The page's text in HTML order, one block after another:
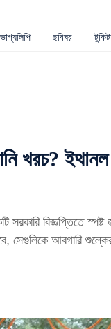
ভাগ্যলিপি ছবিঘর
ইথানল
বিজ্ঞপ্তিতে
সেগুলিকে আবগারি